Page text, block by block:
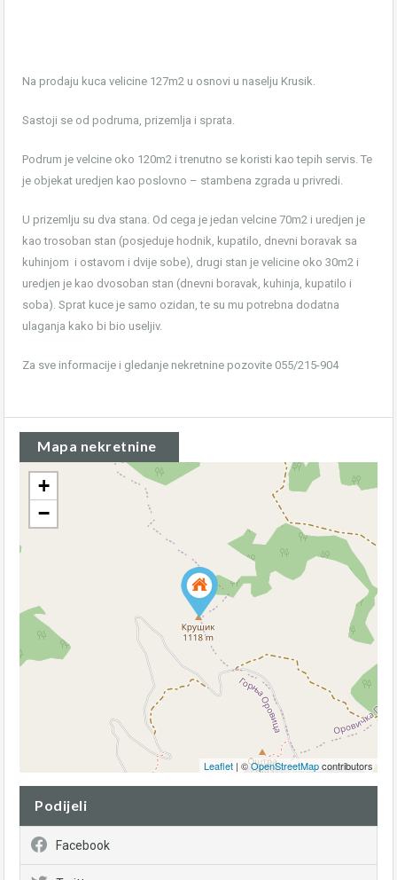
Na prodaju kuca velicine 127m2 u osnovi u naselju Krusik.
Sastoji se od podruma, prizemlja i sprata.
Podrum je velcine oko 120m2 i trenutno se koristi kao tepih servis. Te
je objekat uredjen kao poslovno – stambena zgrada u privredi.
U prizemlju su dva stana. Od cega je jedan velcine 70m2 i uredjen je
kao trosoban stan (posjeduje hodnik, kupatilo, dnevni boravak sa
kuhinjom i ostavom i dvije sobe), drugi stan je velicine oko 30m2 i
uredjen je kao dvosoban stan (dnevni boravak, kuhinja, kupatilo i
soba). Sprat kuce je samo ozidan, te su mu potrebna dodatna
ulaganja kako bi bio useljiv.
Za sve informacije i gledanje nekretnine pozovite 055/215-904
Mapa nekretnine
+
−
Leaflet | ©OpenStreetMapcontributors
Podijeli
Facebook